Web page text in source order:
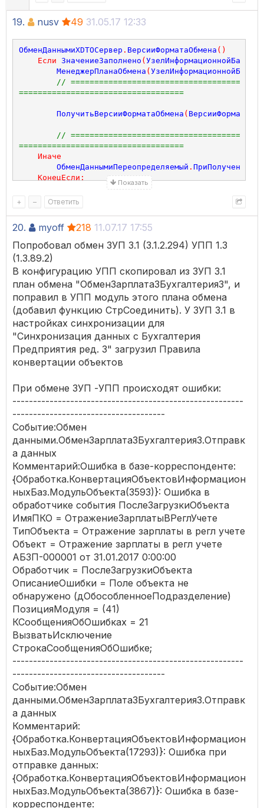
19. nusv 49 31.05.17 12:33
ОбменДаннымиXDTOСервер . ВерсииФорматаОбмена ()
Если ЗначениеЗаполнено ( УзелИнформационнойБазы
МенеджерПланаОбмена ( УзелИнформационнойБазы
//
­===================================
ПолучитьВерсииФорматаОбмена (
//
­===================================
Иначе
ОбменДаннымиПереопределяемый .
КонецЕсли ;
Процедура ПолучитьВерсииФорматаОбмена ВерсииФормата
Запрос = Новый Запрос(
    "ВЫБРАТЬ
|
    |ИЗ
|
    |ГДЕ
|
    |    "
+ ?(УзелИнформационнойБазы < >
Запрос.УстановитьПараметр(
Выборка = Запрос. Выполнить
МенеджерОбмена
= ВнешниеОбработки.Создать
Иначе
КонецЕсли
ВерсииФормата.Вставить("1.0.beta",
ВерсииФормата
ВерсииФормата.Вставить("1.1",
ВерсииФормата. Вставить("1.2",
ВерсииФормата. Вставить "1.3"
КонецПроцедуры
Показать
+ – Ответить
20. myoff 218 11.07.17 17:55
Попробовал обмен ЗУП 3.1 (3.1.2.294) УПП 1.3
(1.3.89.2)
В конфигурацию УПП скопировал из ЗУП 3.1
план обмена "ОбменЗарплата3Бухгалтерия3", и
поправил в УПП модуль этого плана обмена
(добавил функцию СтрСоединить). У ЗУП 3.1 в
настройках синхронизации для
"Синхронизация данных с Бухгалтерия
Предприятия ред. 3" загрузил Правила
конвертации объектов
При обмене ЗУП -УПП происходят ошибки:
--------------------------------------------------------
-------------------------------------
Событие:Обмен
данными.ОбменЗарплата3Бухгалтерия3.Отправк
а данных
Комментарий:Ошибка в базе-корреспонденте:
{Обработка.КонвертацияОбъектовИнформацион
ныхБаз.МодульОбъекта(3593)}: Ошибка в
обработчике события ПослеЗагрузкиОбъекта
ИмяПКО = ОтражениеЗарплатыВРеглУчете
ТипОбъекта = Отражение зарплаты в регл учете
Объект = Отражение зарплаты в регл учете
АБЗП-000001 от 31.01.2017 0:00:00
Обработчик = ПослеЗагрузкиОбъекта
ОписаниеОшибки = Поле объекта не
обнаружено (дОбособленноеПодразделение)
ПозицияМодуля = (41)
КСообщенияОбОшибках = 21
ВызватьИсключение
СтрокаСообщенияОбОшибке;
--------------------------------------------------------
-------------------------------------
Событие:Обмен
данными.ОбменЗарплата3Бухгалтерия3.Отправк
а данных
Комментарий:
{Обработка.КонвертацияОбъектовИнформацион
ныхБаз.МодульОбъекта(17293)}: Ошибка при
отправке данных:
{Обработка.КонвертацияОбъектовИнформацион
ныхБаз.МодульОбъекта(3867)}: Ошибка в базе-
корреспонденте: